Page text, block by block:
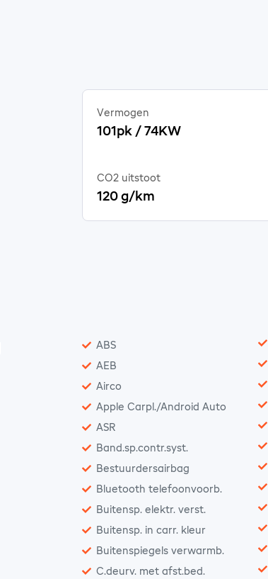
Vermogen
101pk / 74KW
CO2 uitstoot
120 g/km
ABS
AEB
Airco
Apple Carpl./Android Auto
ASR
Band.sp.contr.syst.
Bestuurdersairbag
Bluetooth telefoonvoorb.
Buitensp. elektr. verst.
Buitensp. in carr. kleur
Buitenspiegels verwarmb.
C.deurv. met afst.bed.